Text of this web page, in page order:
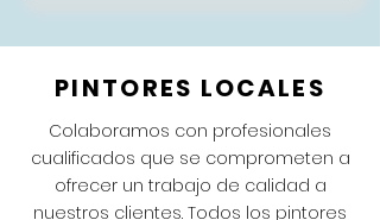
PINTORES LOCALES
Colaboramos con profesionales
cualificados que se comprometen a
ofrecer un trabajo de calidad a
nuestros clientes. Todos los pintores